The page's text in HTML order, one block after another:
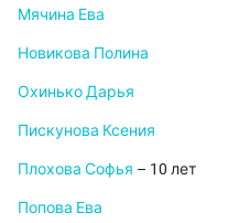
Мячина Ева
Новикова Полина
Охинько Дарья
Пискунова Ксения
Плохова Софья – 10 лет
Попова Ева